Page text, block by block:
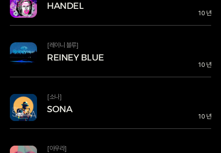
HANDEL
HANDEL HANDEL
10 년
[레이니 블루]
REINEY BLUE
REINEY BLUE REINEY BLUE
10 년
[소나]
SONA
SONA SONA
10 년
[아우라]